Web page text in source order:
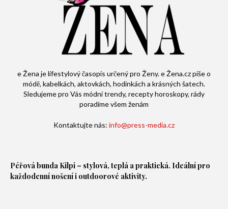
e Žena je lifestylový časopis určený pro Ženy. e Žena.cz píše o
módě, kabelkách, aktovkách, hodinkách a krásných šatech.
Sledujeme pro Vás módní trendy, recepty horoskopy, rády
poradíme všem ženám
Kontaktujte nás: info@press-media.cz
Péřová bunda Kilpi – stylová, teplá a praktická. Ideální pro
každodenní nošení i outdoorové aktivity.